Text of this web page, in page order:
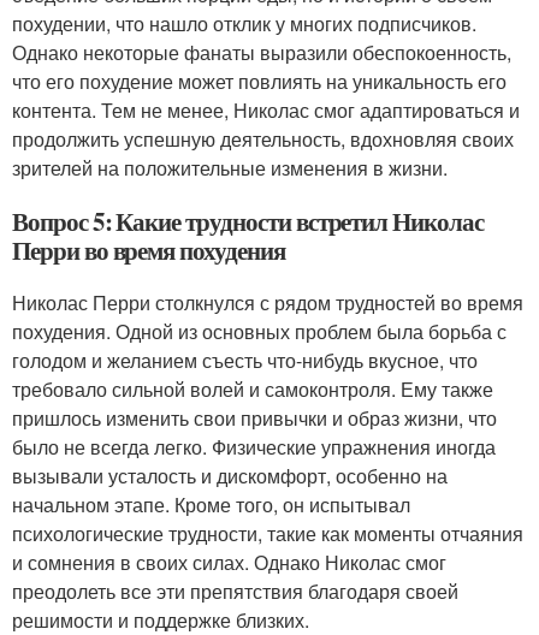
похудении, что нашло отклик у многих подписчиков.
Однако некоторые фанаты выразили обеспокоенность,
что его похудение может повлиять на уникальность его
контента. Тем не менее, Николас смог адаптироваться и
продолжить успешную деятельность, вдохновляя своих
зрителей на положительные изменения в жизни.
Вопрос 5: Какие трудности встретил Николас
Перри во время похудения
Николас Перри столкнулся с рядом трудностей во время
похудения. Одной из основных проблем была борьба с
голодом и желанием съесть что-нибудь вкусное, что
требовало сильной волей и самоконтроля. Ему также
пришлось изменить свои привычки и образ жизни, что
было не всегда легко. Физические упражнения иногда
вызывали усталость и дискомфорт, особенно на
начальном этапе. Кроме того, он испытывал
психологические трудности, такие как моменты отчаяния
и сомнения в своих силах. Однако Николас смог
преодолеть все эти препятствия благодаря своей
решимости и поддержке близких.